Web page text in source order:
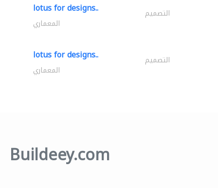
lotus for designs.. التصميم
المعماري
lotus for designs.. التصميم
المعماري
Buildeey.com